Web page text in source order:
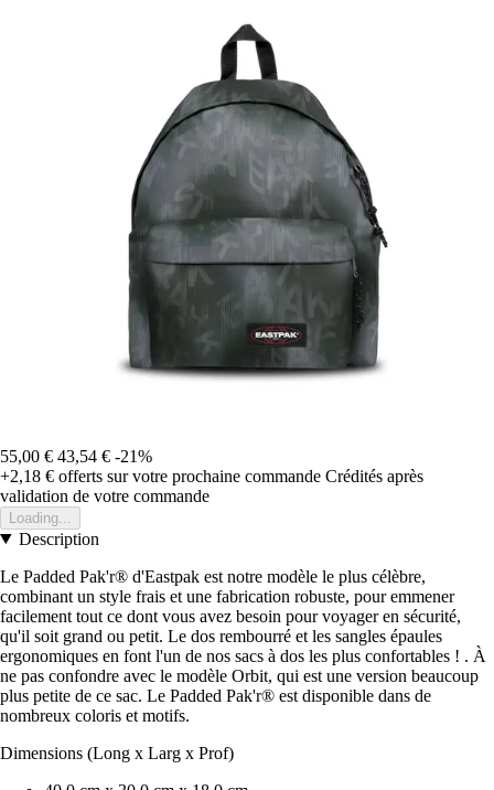
55,00 € 43,54 € -21%
+2,18 € offerts sur votre prochaine commande Crédités après
validation de votre commande
Loading...
Description
Le Padded Pak'r® d'Eastpak est notre modèle le plus célèbre,
combinant un style frais et une fabrication robuste, pour emmener
facilement tout ce dont vous avez besoin pour voyager en sécurité,
qu'il soit grand ou petit. Le dos rembourré et les sangles épaules
ergonomiques en font l'un de nos sacs à dos les plus confortables ! . À
ne pas confondre avec le modèle Orbit, qui est une version beaucoup
plus petite de ce sac. Le Padded Pak'r® est disponible dans de
nombreux coloris et motifs.
Dimensions (Long x Larg x Prof)